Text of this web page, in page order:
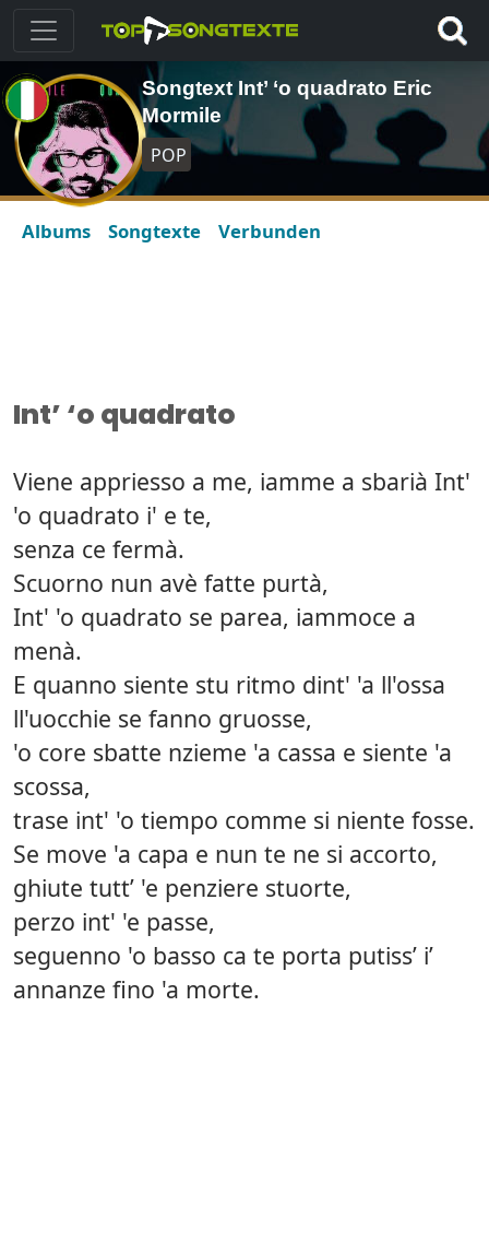
Songtext Int’ ‘o quadrato Eric
Mormile
POP
Albums Songtexte Verbunden
Int’ ‘o quadrato
Viene appriesso a me, iamme a sbarià Int'
'o quadrato i' e te,
senza ce fermà.
Scuorno nun avè fatte purtà,
Int' 'o quadrato se parea, iammoce a
menà.
E quanno siente stu ritmo dint' 'a ll'ossa
ll'uocchie se fanno gruosse,
'o core sbatte nzieme 'a cassa e siente 'a
scossa,
trase int' 'o tiempo comme si niente fosse.
Se move 'a capa e nun te ne si accorto,
ghiute tutt’ 'e penziere stuorte,
perzo int' 'e passe,
seguenno 'o basso ca te porta putiss’ i’
annanze fino 'a morte.